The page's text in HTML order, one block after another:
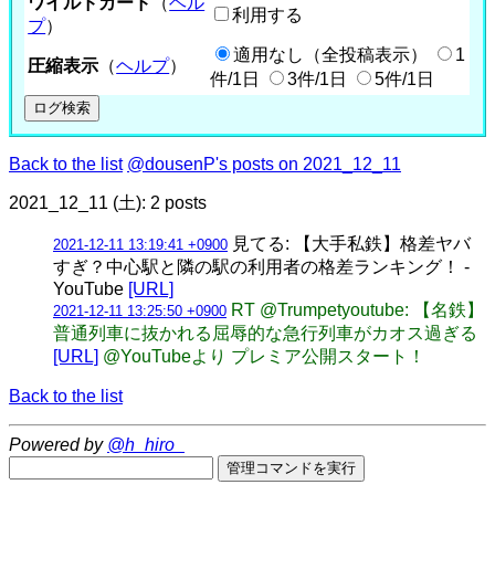
プ）
利用する
圧縮表示 （ヘルプ）
適用なし（全投稿表示）
1
件/1日
3件/1日 5件/1日
Back to the list @dousenP's posts on 2021_12_11
2021_12_11 (土): 2 posts
2021-12-11 13:19:41 +0900 見てる: 【大手私鉄】格差ヤバ
すぎ？中心駅と隣の駅の利用者の格差ランキング！ -
YouTube [URL]
2021-12-11 13:25:50 +0900 RT @Trumpetyoutube: 【名鉄】
普通列車に抜かれる屈辱的な急行列車がカオス過ぎる
[URL] @YouTubeより プレミア公開スタート！
Back to the list
Powered by @h_hiro_